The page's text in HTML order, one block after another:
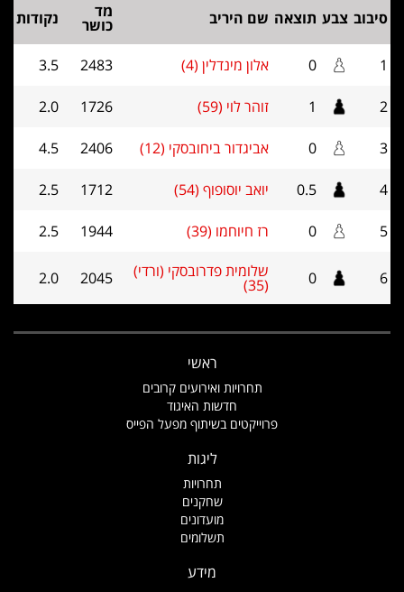
סיבוב צבע תוצאה שם היריב מד
כושר נקודות
1
0 אלון מינדלין (4) 2483
3.5
2
1 זוהר לוי (59) 1726
2.0
3
0 אביגדור ביחובסקי (12) 2406
4.5
4
0.5 יואב יוסופוף (54) 1712
2.5
5
0 רז חיוחמו (39) 1944
2.5
6
0 שלומית פדרובסקי (ורדי)
(35)
2045
2.0
ראשי
תחרויות ואירועים קרובים
חדשות האיגוד
פרוייקטים בשיתוף מפעל הפייס
ליגות
תחרויות
שחקנים
מועדונים
תשלומים
מידע